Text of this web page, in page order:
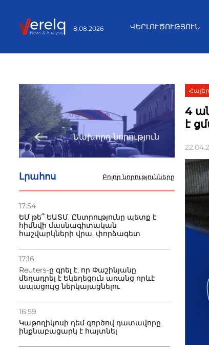
8.08.2026 ՎԵՐԼՈՒԾՈՒԹՅՈՒՆ
Նախորդ նորություն
Լրահոս Բոլոր նորությունները
17:54
ԵՄ թե՞ ԵԱՏՄ. Ընտրությունը պետք է
հիմնվի մասնագիտական
հաշվարկների վրա. փորձագետ
17:16
Reuters-ը գրել է, որ Փաշինյանը
մեղադրել է Եկեղեցուն առանց որևէ
ապացույց ներկայացնելու
16:59
Կաթողիկոսի դեմ գործով դատավորը
ինքնաբացարկ է հայտնել
4
է